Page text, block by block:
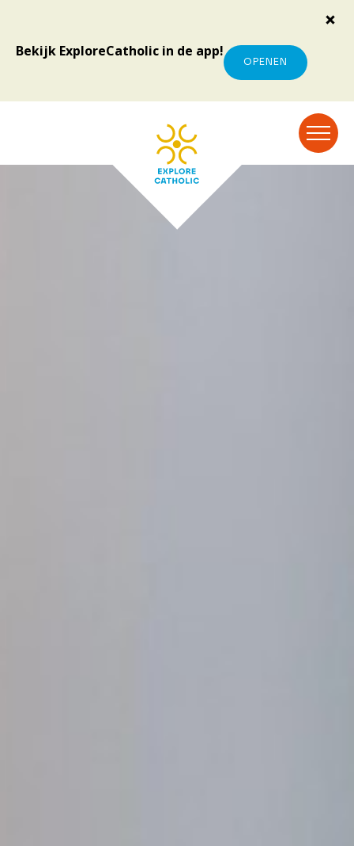
Bekijk ExploreCatholic in de app!
OPENEN